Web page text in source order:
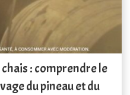
: comprendre le
du pineau et du